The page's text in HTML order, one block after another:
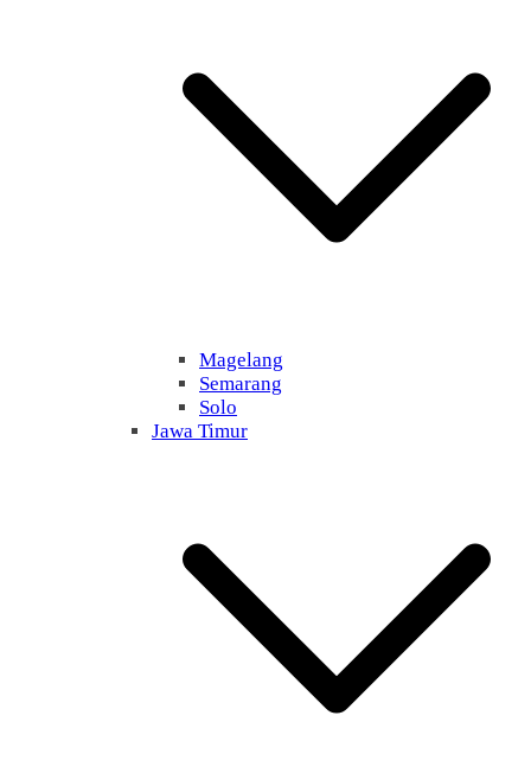
Magelang
Semarang
Solo
Jawa Timur